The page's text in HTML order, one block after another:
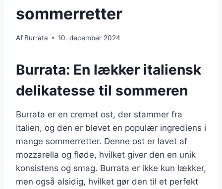
sommerretter
Af Burrata 10. december 2024
Burrata: En lækker italiensk
delikatesse til sommeren
Burrata er en cremet ost, der stammer fra
Italien, og den er blevet en populær ingrediens i
mange sommerretter. Denne ost er lavet af
mozzarella og fløde, hvilket giver den en unik
konsistens og smag. Burrata er ikke kun lækker,
men også alsidig, hvilket gør den til et perfekt